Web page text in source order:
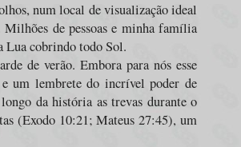
num local de visualização ideal
Milhões de pessoas e minha família
cobrindo todo Sol.
de verão. Embora para nós esse
um lembrete do incrível poder de
da história as trevas durante o
(Exodo 10:21; Mateus 27:45), um